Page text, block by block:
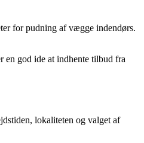
for pudning af vægge indendørs.
en god ide at indhente tilbud fra
lokaliteten og valget af